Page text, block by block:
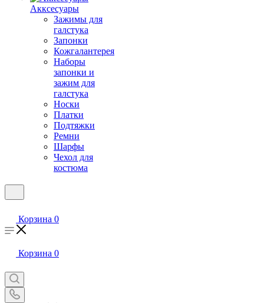
Акксесуары
Зажимы для
галстука
Запонки
Кожгалантерея
Наборы
запонки и
зажим для
галстука
Носки
Платки
Подтяжки
Ремни
Шарфы
Чехол для
костюма
Корзина 0
Корзина 0